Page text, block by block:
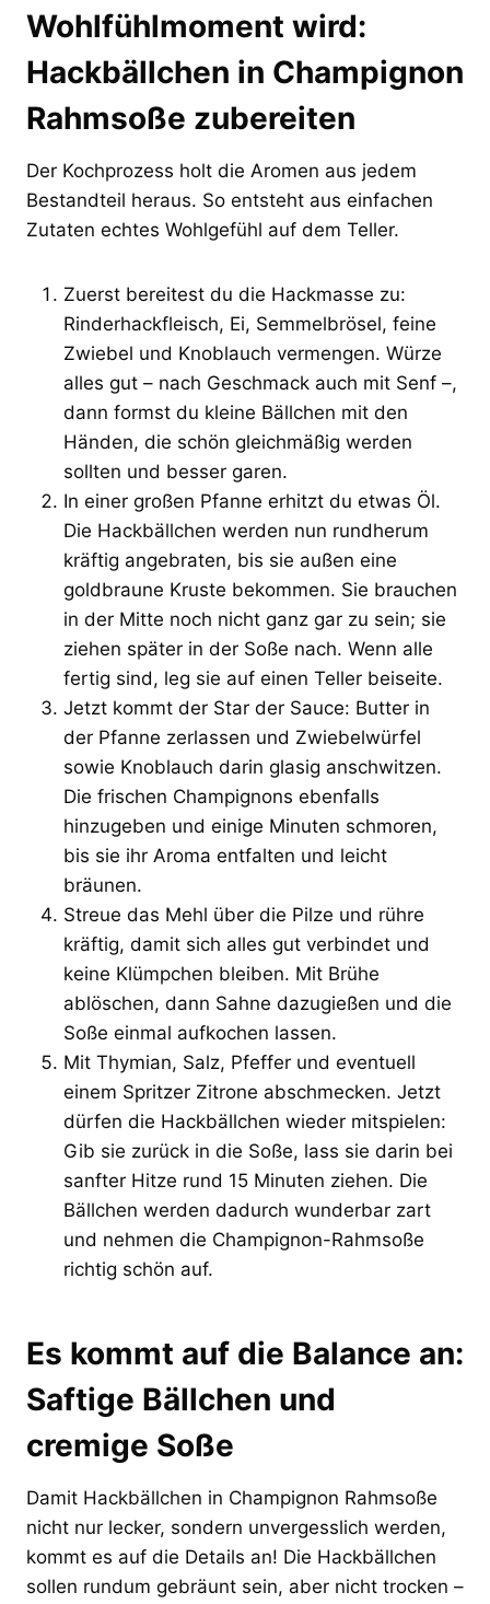
Wohlfühlmoment wird:
Hackbällchen in Champignon
Rahmsoße zubereiten
Der Kochprozess holt die Aromen aus jedem
Bestandteil heraus. So entsteht aus einfachen
Zutaten echtes Wohlgefühl auf dem Teller.
Zuerst bereitest du die Hackmasse zu:
Rinderhackfleisch, Ei, Semmelbrösel, feine
Zwiebel und Knoblauch vermengen. Würze
alles gut – nach Geschmack auch mit Senf –,
dann formst du kleine Bällchen mit den
Händen, die schön gleichmäßig werden
sollten und besser garen.
In einer großen Pfanne erhitzt du etwas Öl.
Die Hackbällchen werden nun rundherum
kräftig angebraten, bis sie außen eine
goldbraune Kruste bekommen. Sie brauchen
in der Mitte noch nicht ganz gar zu sein; sie
ziehen später in der Soße nach. Wenn alle
fertig sind, leg sie auf einen Teller beiseite.
Jetzt kommt der Star der Sauce: Butter in
der Pfanne zerlassen und Zwiebelwürfel
sowie Knoblauch darin glasig anschwitzen.
Die frischen Champignons ebenfalls
hinzugeben und einige Minuten schmoren,
bis sie ihr Aroma entfalten und leicht
bräunen.
Streue das Mehl über die Pilze und rühre
kräftig, damit sich alles gut verbindet und
keine Klümpchen bleiben. Mit Brühe
ablöschen, dann Sahne dazugießen und die
Soße einmal aufkochen lassen.
Mit Thymian, Salz, Pfeffer und eventuell
einem Spritzer Zitrone abschmecken. Jetzt
dürfen die Hackbällchen wieder mitspielen:
Gib sie zurück in die Soße, lass sie darin bei
sanfter Hitze rund 15 Minuten ziehen. Die
Bällchen werden dadurch wunderbar zart
und nehmen die Champignon-Rahmsoße
richtig schön auf.
Es kommt auf die Balance an:
Saftige Bällchen und
cremige Soße
Damit Hackbällchen in Champignon Rahmsoße
nicht nur lecker, sondern unvergesslich werden,
kommt es auf die Details an! Die Hackbällchen
sollen rundum gebräunt sein, aber nicht trocken –